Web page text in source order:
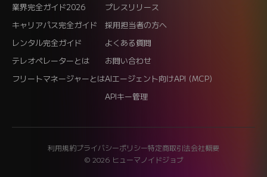
業界完全ガイド2026
キャリアパス完全ガイド
レンタル完全ガイド
テレオペレーターとは
フリートマネージャーとは
プレスリリース
採用担当者の方へ
よくある質問
お問い合わせ
AIエージェント向けAPI (MCP)
APIキー管理
利用規約プライバシーポリシー特定商取引法会社概要
© 2026 ヒューマノイドジョブ